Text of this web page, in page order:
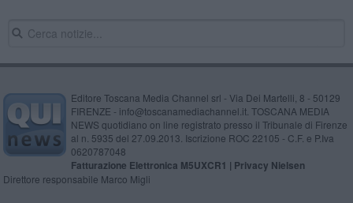
Editore Toscana Media Channel srl - Via Dei Martelli, 8 - 50129
FIRENZE - info@toscanamediachannel.it. TOSCANA MEDIA
NEWS quotidiano on line registrato presso il Tribunale di Firenze
al n. 5935 del 27.09.2013. Iscrizione ROC 22105 - C.F. e P.Iva
0620787048
Fatturazione Elettronica M5UXCR1 | Privacy Nielsen
Direttore responsabile Marco Migli